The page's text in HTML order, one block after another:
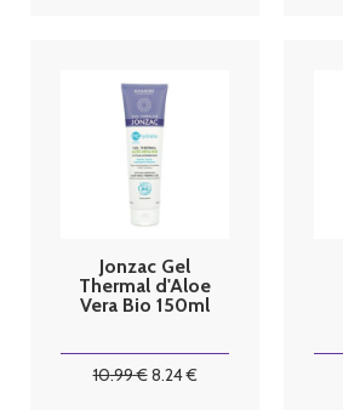
Jonzac Gel
Thermal d'Aloe
Vera Bio 150ml
10.99€8.24€